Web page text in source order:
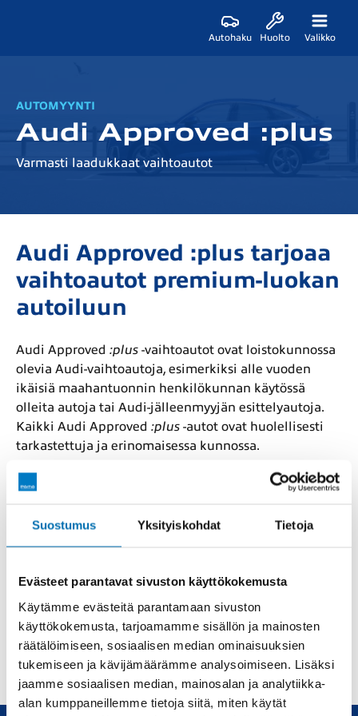
Suostumus Yksityiskohdat Tietoja
Evästeet parantavat sivuston käyttökokemusta
Käytämme evästeitä parantamaan sivuston
käyttökokemusta, tarjoamamme sisällön ja mainosten
räätälöimiseen, sosiaalisen median ominaisuuksien
tukemiseen ja kävijämäärämme analysoimiseen. Lisäksi
jaamme sosiaalisen median, mainosalan ja analytiikka-
alan kumppaneillemme tietoja siitä, miten käytät
Autohaku Huolto Valikko
Audi Approved :plus
AUTOMYYNTI
Varmasti laadukkaat vaihtoautot
Audi Approved :plus tarjoaa
vaihtoautot premium-luokan
autoiluun
Audi Approved :plus -vaihtoautot ovat loistokunnossa
olevia Audi-vaihtoautoja, esimerkiksi alle vuoden
ikäisiä maahantuonnin henkilökunnan käytössä
olleita autoja tai Audi-jälleenmyyjän esittelyautoja.
Kaikki Audi Approved :plus -autot ovat huolellisesti
tarkastettuja ja erinomaisessa kunnossa.
Kaikki Audi Approved
-vaihtoautot ovat käyneet
kauttamme saatavilla 24 kuukauden tai 40 000
huolenpitosopimuksen.
Tutustu Audi Approved vaihtoautopalvelui
Audi Approved
:plus -valikoimaamme